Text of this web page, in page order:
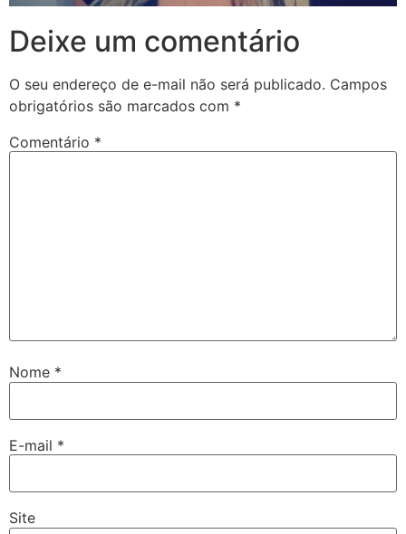
Deixe um comentário
O seu endereço de e-mail não será publicado. Campos
obrigatórios são marcados com *
Comentário *
Nome *
E-mail *
Site